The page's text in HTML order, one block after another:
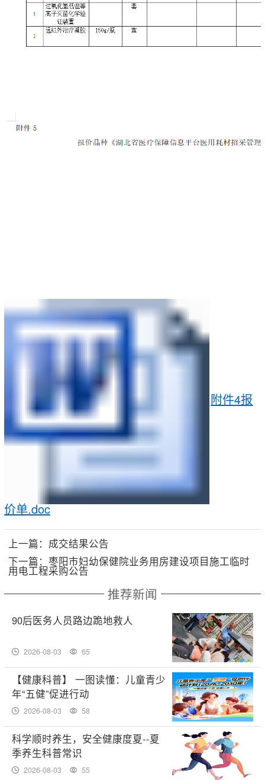
附件4报
价单.doc
上一篇：成交结果公告
下一篇：枣阳市妇幼保健院业务用房建设项目施工临时
用电工程采购公告
推荐新闻
90后医务人员路边跪地救人
2026-08-03 65
【健康科普】 一图读懂：儿童青少
年“五健”促进行动
2026-08-03 58
科学顺时养生，安全健康度夏--夏
季养生科普常识
2026-08-03 55